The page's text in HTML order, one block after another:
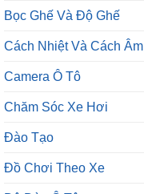
Bọc Ghế Và Độ Ghế
Cách Nhiệt Và Cách Âm
Camera Ô Tô
Chăm Sóc Xe Hơi
Đào Tạo
Đồ Chơi Theo Xe